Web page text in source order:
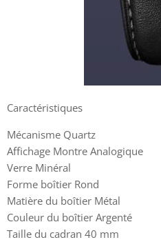
Caractéristiques
Mécanisme Quartz
Affichage Montre Analogique
Verre Minéral
Forme boîtier Rond
Matière du boîtier Métal
Couleur du boîtier Argenté
Taille du cadran 40 mm